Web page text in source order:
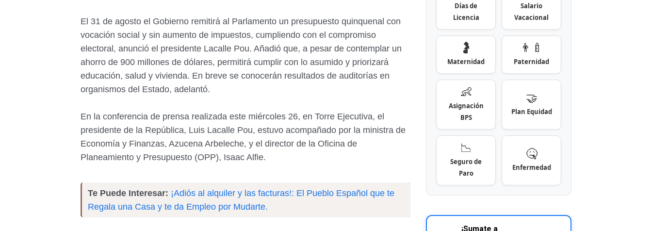
El 31 de agosto el Gobierno remitirá al Parlamento un presupuesto quinquenal con
vocación social y sin aumento de impuestos, cumpliendo con el compromiso
electoral, anunció el presidente Lacalle Pou. Añadió que, a pesar de contemplar un
ahorro de 900 millones de dólares, permitirá cumplir con lo asumido y priorizará
educación, salud y vivienda. En breve se conocerán resultados de auditorías en
organismos del Estado, adelantó.
En la conferencia de prensa realizada este miércoles 26, en Torre Ejecutiva, el
presidente de la República, Luis Lacalle Pou, estuvo acompañado por la ministra de
Economía y Finanzas, Azucena Arbeleche, y el director de la Oficina de
Planeamiento y Presupuesto (OPP), Isaac Alfie.
Te Puede Interesar: ¡Adiós al alquiler y las facturas!: El Pueblo Español que te
Regala una Casa y te da Empleo por Mudarte.
Días de
Licencia
Salario
Vacacional
🤰
Maternidad
👨‍🍼
Paternidad
👶
Asignación
BPS
🤝
Plan Equidad
📉
Seguro de
Paro
🤒
Enfermedad
¡Sumate a